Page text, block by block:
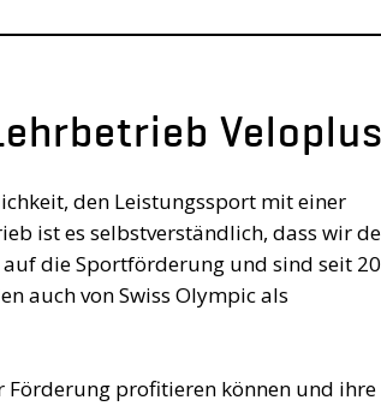
Veloplus
den Leistungssport mit einer
ist es selbstverständlich, dass wir
die Sportförderung und sind seit
auch von Swiss Olympic als
profitieren können und ihre